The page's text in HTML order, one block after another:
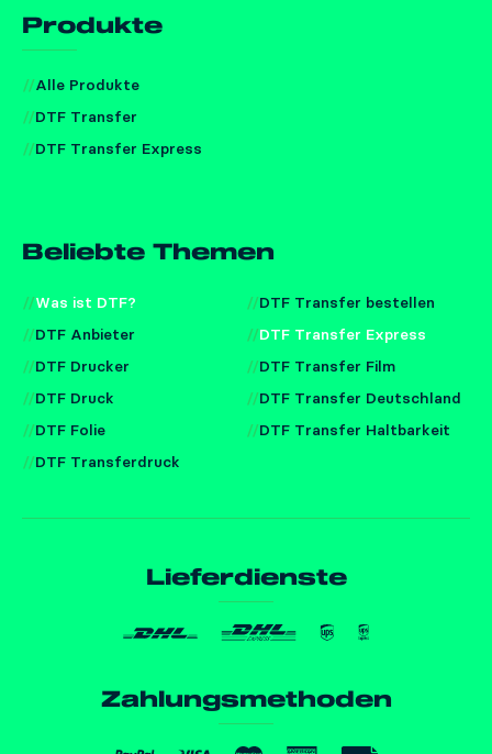
Produkte
Alle Produkte
DTF Transfer
DTF Transfer Express
Beliebte Themen
Was ist DTF?
DTF Anbieter
DTF Drucker
DTF Druck
DTF Folie
DTF Transferdruck
DTF Transfer bestellen
DTF Transfer Express
DTF Transfer Film
DTF Transfer Deutschland
DTF Transfer Haltbarkeit
Lieferdienste
Zahlungsmethoden